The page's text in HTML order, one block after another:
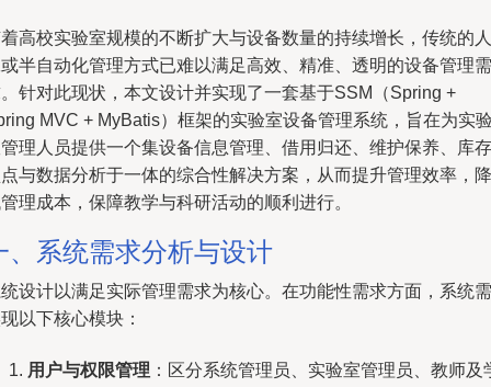
高校实验室规模的不断扩大与设备数量的持续增长，传统的人
半自动化管理方式已难以满足高效、精准、透明的设备管理需
针对此现状，本文设计并实现了一套基于SSM（Spring +
MVC + MyBatis）框架的实验室设备管理系统，旨在为实
理人员提供一个集设备信息管理、借用归还、维护保养、库存
与数据分析于一体的综合性解决方案，从而提升管理效率，降
理成本，保障教学与科研活动的顺利进行。
、系统需求分析与设计
设计以满足实际管理需求为核心。在功能性需求方面，系统需
以下核心模块：
用户与权限管理 ：区分系统管理员、实验室管理员、教师及